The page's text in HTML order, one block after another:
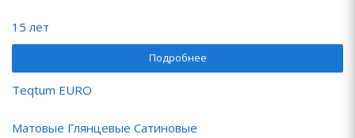
15 лет
Подробнее
Teqtum EURO
Матовые Глянцевые Сатиновые